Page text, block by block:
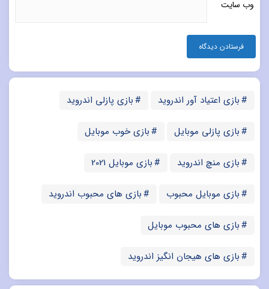
وب‌ سایت
بازی اعتیاد آور اندروید بازی پازلی اندروید
بازی پازلی موبایل بازی خوب موبایل
بازی منچ اندروید بازی موبایل 2021
بازی موبایل محبوب بازی های محبوب اندروید
بازی های محبوب موبایل
بازی های هیجان انگیز اندروید